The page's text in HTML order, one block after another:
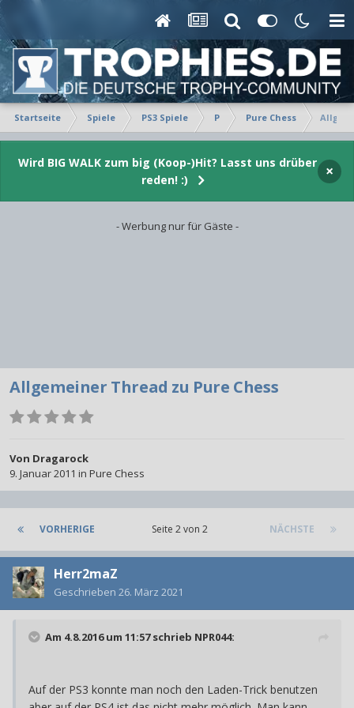
Startseite Spiele PS3 Spiele P Pure Chess
Wird BIG WALK zum big (Koop-)Hit? Lasst uns drüber
reden! :)
×
- Werbung nur für Gäste -
Allgemeiner Thread zu Pure Chess
Von Dragarock
9. Januar 2011 in Pure Chess
VORHERIGE NÄCHSTE
Seite 2 von 2
Herr2maZ
Geschrieben 26. März 2021
Am 4.8.2016 um 11:57 schrieb NPR044:
Auf der PS3 konnte man noch den Laden-Trick benutzen